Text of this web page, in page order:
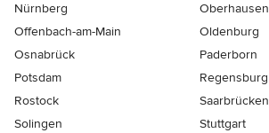
Nürnberg
Oberhausen
Offenbach-am-Main
Oldenburg
Osnabrück
Paderborn
Potsdam
Regensburg
Rostock
Saarbrücken
Solingen
Stuttgart